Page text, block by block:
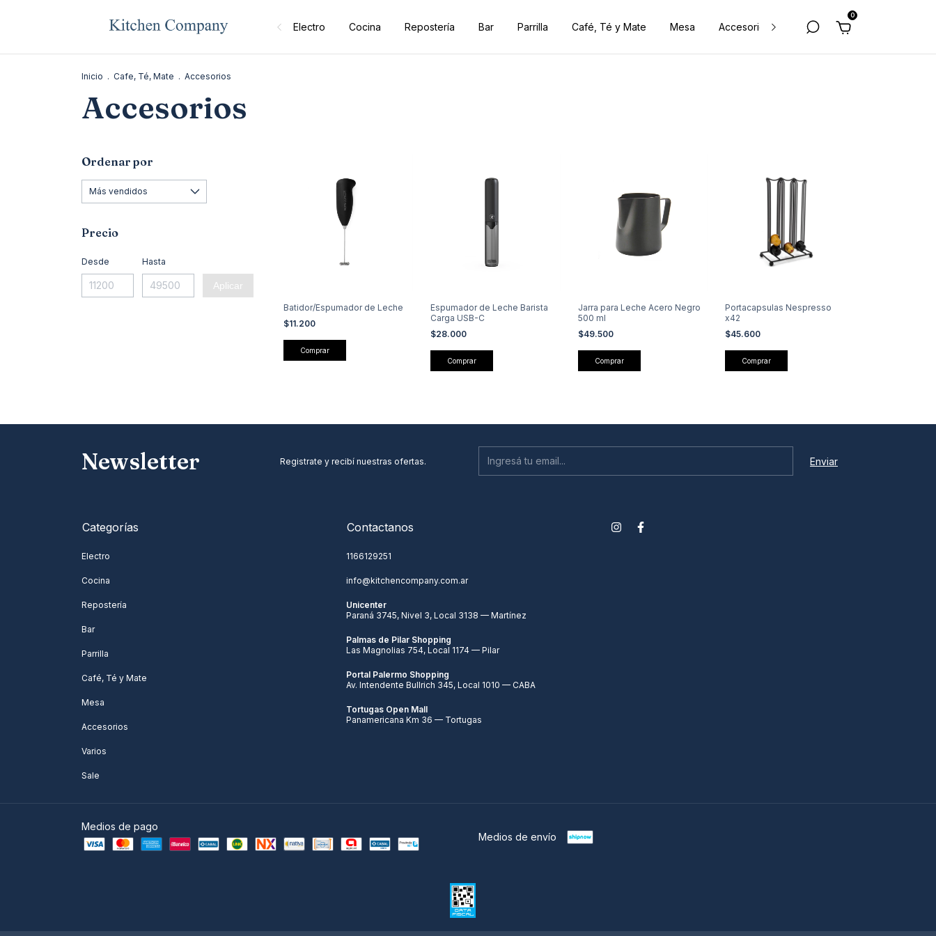
Electro Cocina Repostería Bar Parrilla Café, Té y Mate Mesa Accesorios Varios Sale
0
Inicio . Cafe, Té, Mate . Accesorios
Accesorios
Ordenar por
Precio
Desde Hasta
Aplicar
Batidor/Espumador de Leche
$11.200
Espumador de Leche Barista
Carga USB-C
$28.000
Jarra para Leche Acero Negro
500 ml
$49.500
Portacapsulas Nespresso
x42
$45.600
Newsletter Registrate y recibí nuestras ofertas.
Categorías
Electro
Cocina
Repostería
Bar
Parrilla
Café, Té y Mate
Mesa
Accesorios
Varios
Sale
Contactanos
1166129251
info@kitchencompany.com.ar
Unicenter
Paraná 3745, Nivel 3, Local 3138 — Martínez
Palmas de Pilar Shopping
Las Magnolias 754, Local 1174 — Pilar
Portal Palermo Shopping
Av. Intendente Bullrich 345, Local 1010 — CABA
Tortugas Open Mall
Panamericana Km 36 — Tortugas
Medios de pago
Medios de envío